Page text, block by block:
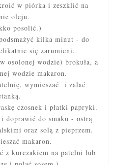
w piórka i zeszklić na
oleju.
posolić.)
kilka minut - do
się zarumieni.
osolonej wodzie) brokuła, a
wodzie makaron.
wymieszać i zalać
czosnek i płatki papryki.
i doprawić do smaku - ostrą
oraz solą z pieprzem.
makaron.
z kurczakiem na patelni lub